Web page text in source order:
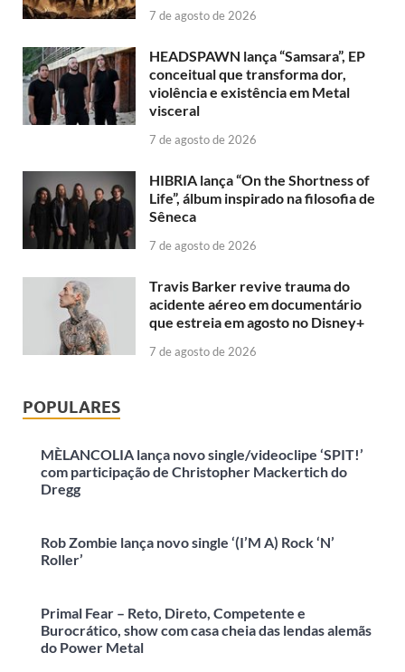
7 de agosto de 2026
HEADSPAWN lança “Samsara”, EP
conceitual que transforma dor,
violência e existência em Metal
visceral
7 de agosto de 2026
HIBRIA lança “On the Shortness of
Life”, álbum inspirado na filosofia de
Sêneca
7 de agosto de 2026
Travis Barker revive trauma do
acidente aéreo em documentário
que estreia em agosto no Disney+
7 de agosto de 2026
POPULARES
MÈLANCOLIA lança novo single/videoclipe ‘SPIT!’
com participação de Christopher Mackertich do
Dregg
Rob Zombie lança novo single ‘(I’M A) Rock ‘N’
Roller’
Primal Fear – Reto, Direto, Competente e
Burocrático, show com casa cheia das lendas alemãs
do Power Metal